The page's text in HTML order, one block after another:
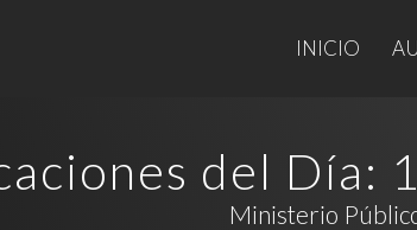
INICIO
del Día:
Ministerio